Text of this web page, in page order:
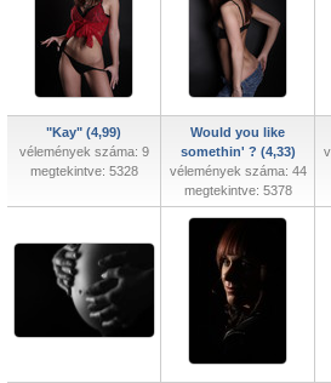
"Kay" (4,99)
vélemények száma: 9
megtekintve: 5328
Would you like
somethin' ? (4,33)
vélemények száma: 44
megtekintve: 5378